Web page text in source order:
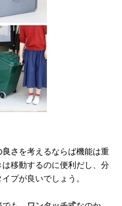
さを考えるならば機能は重
は移動するのに便利だし、分
プが良いでしょう。